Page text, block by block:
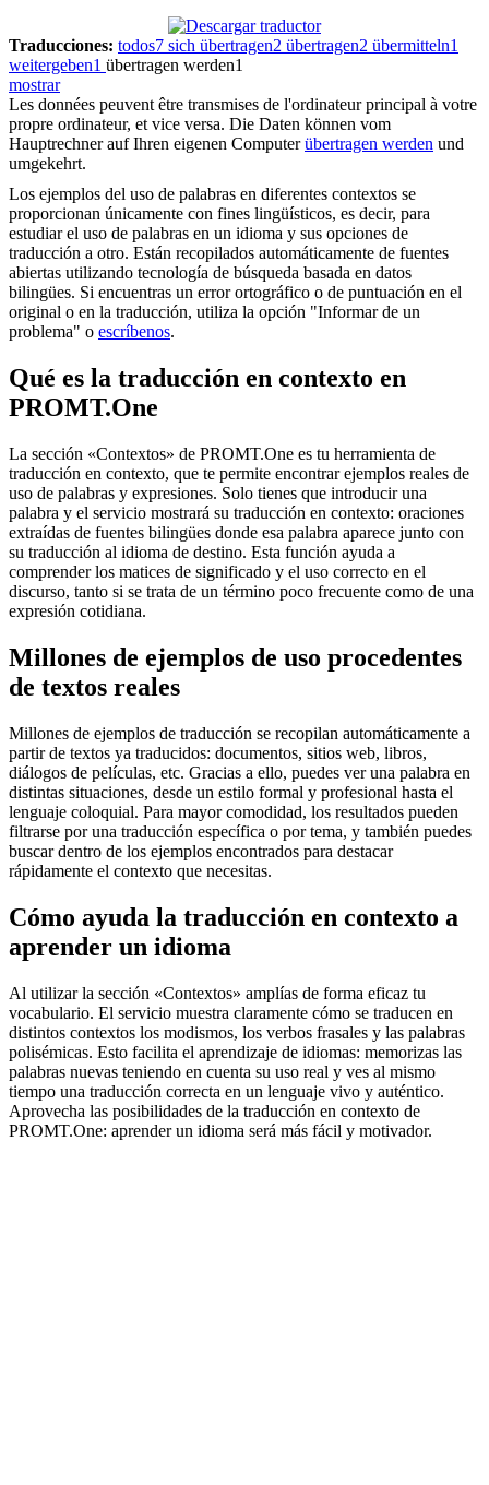
Traducciones: todos7 sich übertragen2 übertragen2 übermitteln1
weitergeben1 übertragen werden1
mostrar
Les données peuvent être transmises de l'ordinateur principal à votre
propre ordinateur, et vice versa. Die Daten können vom
Hauptrechner auf Ihren eigenen Computerübertragen werden und
umgekehrt.
Los ejemplos del uso de palabras en diferentes contextos se
proporcionan únicamente con fines lingüísticos, es decir, para
estudiar el uso de palabras en un idioma y sus opciones de
traducción a otro. Están recopilados automáticamente de fuentes
abiertas utilizando tecnología de búsqueda basada en datos
bilingües. Si encuentras un error ortográfico o de puntuación en el
original o en la traducción, utiliza la opción "Informar de un
problema" o escríbenos.
Qué es la traducción en contexto en
PROMT.One
La sección «Contextos» de PROMT.One es tu herramienta de
traducción en contexto, que te permite encontrar ejemplos reales de
uso de palabras y expresiones. Solo tienes que introducir una
palabra y el servicio mostrará su traducción en contexto: oraciones
extraídas de fuentes bilingües donde esa palabra aparece junto con
su traducción al idioma de destino. Esta función ayuda a
comprender los matices de significado y el uso correcto en el
discurso, tanto si se trata de un término poco frecuente como de una
expresión cotidiana.
Millones de ejemplos de uso procedentes
de textos reales
Millones de ejemplos de traducción se recopilan automáticamente a
partir de textos ya traducidos: documentos, sitios web, libros,
diálogos de películas, etc. Gracias a ello, puedes ver una palabra en
distintas situaciones, desde un estilo formal y profesional hasta el
lenguaje coloquial. Para mayor comodidad, los resultados pueden
filtrarse por una traducción específica o por tema, y también puedes
buscar dentro de los ejemplos encontrados para destacar
rápidamente el contexto que necesitas.
Cómo ayuda la traducción en contexto a
aprender un idioma
Al utilizar la sección «Contextos» amplías de forma eficaz tu
vocabulario. El servicio muestra claramente cómo se traducen en
distintos contextos los modismos, los verbos frasales y las palabras
polisémicas. Esto facilita el aprendizaje de idiomas: memorizas las
palabras nuevas teniendo en cuenta su uso real y ves al mismo
tiempo una traducción correcta en un lenguaje vivo y auténtico.
Aprovecha las posibilidades de la traducción en contexto de
PROMT.One: aprender un idioma será más fácil y motivador.